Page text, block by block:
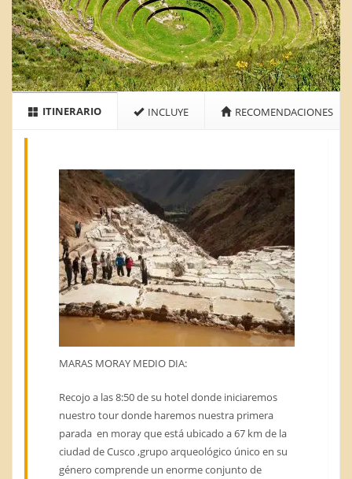
ITINERARIO INCLUYE RECOMENDACIONES
MARAS MORAY MEDIO DIA:
Recojo a las 8:50 de su hotel donde iniciaremos
nuestro tour donde haremos nuestra primera
parada en moray que está ubicado a 67 km de la
ciudad de Cusco ,grupo arqueológico único en su
género comprende un enorme conjunto de